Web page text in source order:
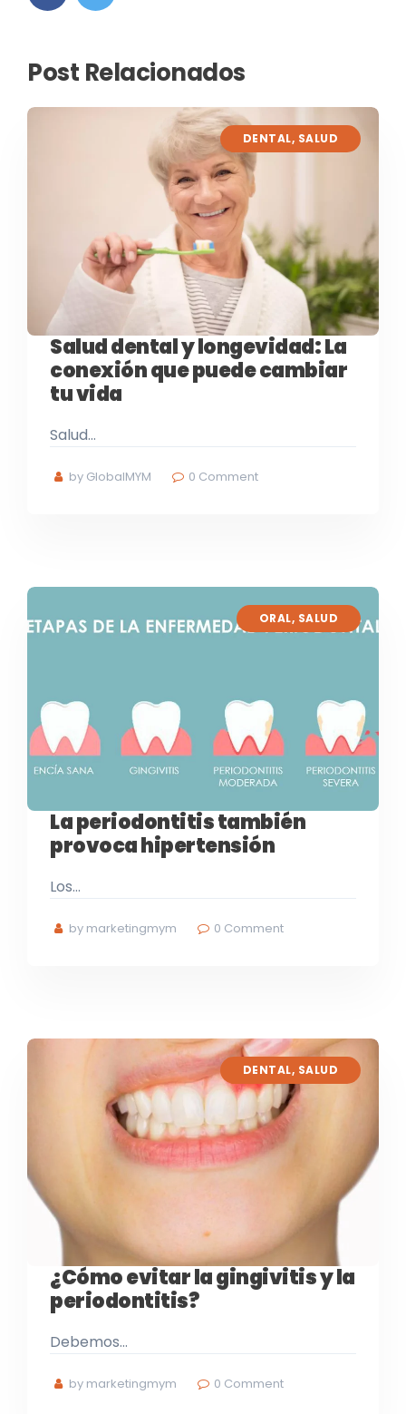
Post Relacionados
DENTAL, SALUD
Salud dental y longevidad: La
conexión que puede cambiar
tu vida
Salud…
by GlobalMYM 0 Comment
ORAL, SALUD
La periodontitis también
provoca hipertensión
Los…
by marketingmym 0 Comment
DENTAL, SALUD
¿Cómo evitar la gingivitis y la
periodontitis?
Debemos…
by marketingmym 0 Comment